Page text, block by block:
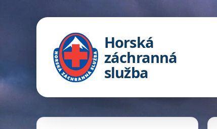
Horská
záchranná
služba